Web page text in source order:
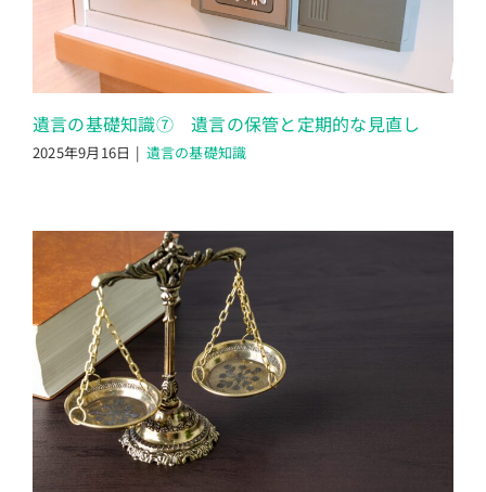
遺言の基礎知識⑦ 遺言の保管と定期的な見直し
2025年9月16日 | 遺言の基礎知識